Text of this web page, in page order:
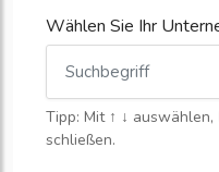
Wählen Sie Ihr
Tipp: Mit ↑ ↓ auswählen,
schließen.